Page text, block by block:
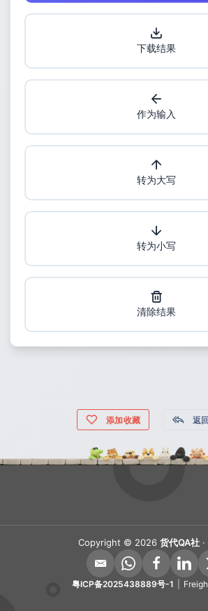
下载结果
作为输入
转为大写
转为小写
清除结果
添加收藏 返
Copyright © 2026 货代QA社·
粤ICP备2025438889号-1